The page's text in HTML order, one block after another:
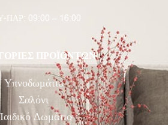
ΠΑΡ: 09:00 – 16:00
ΠΡΟΪΟΝΤΩΝ
Υπνοδωμάτιο
Σαλόνι
Δωμάτιο